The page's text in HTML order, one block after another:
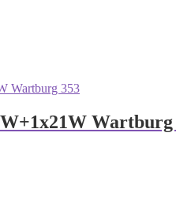
Wartburg